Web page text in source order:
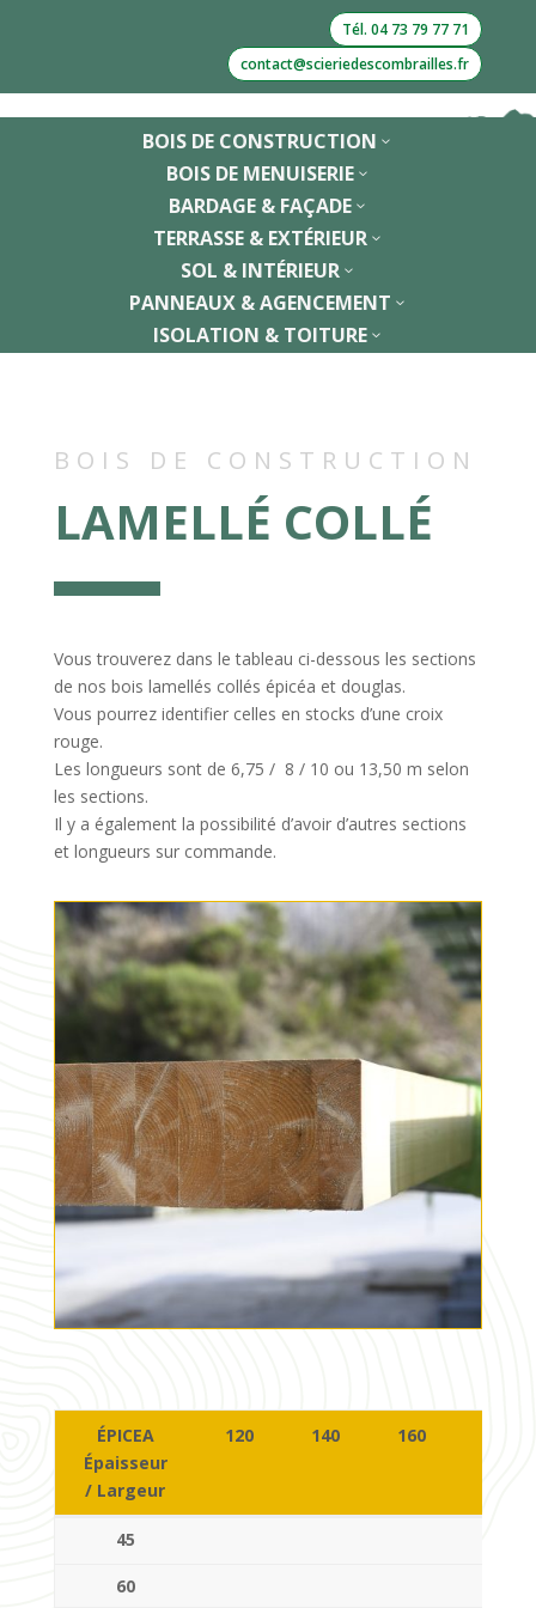
Tél. 04 73 79 77 71
contact@scieriedescombrailles.fr
3
BOIS DE CONSTRUCTION
3
BOIS DE MENUISERIE
3
BARDAGE & FAÇADE
3
TERRASSE & EXTÉRIEUR
3
SOL & INTÉRIEUR
3
PANNEAUX & AGENCEMENT
3
ISOLATION & TOITURE
BOIS DE CONSTRUCTION
LAMELLÉ COLLÉ
Vous trouverez dans le tableau ci-dessous les sections
de nos bois lamellés collés épicéa et douglas.
Vous pourrez identifier celles en stocks d’une croix
rouge.
Les longueurs sont de 6,75 / 8 / 10 ou 13,50 m selon
les sections.
Il y a également la possibilité d’avoir d’autres sections
et longueurs sur commande.
ÉPICEA
Épaisseur
/ Largeur
120 140 160
ÉPICEA
/ Largeur
45
60